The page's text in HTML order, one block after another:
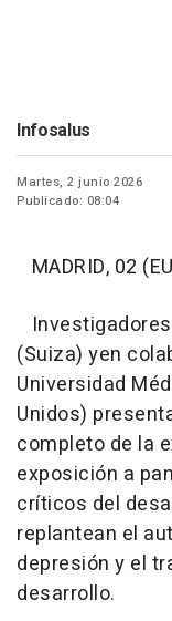
Infosalus
Martes, 2 junio 2026
Publicado: 08:04
MADRID, 02
(Suiza) yen
Universidad
Unidos)
completo de la
exposición a
críticos del
replantean el
depresión y el
desarrollo.